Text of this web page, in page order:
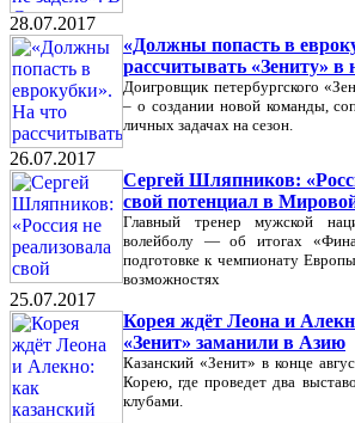
28.07.2017
«Должны попасть в
рассчитывать «Зениту» в
Доигровщик петербургского
– о создании новой команды,
личных задачах на сезон.
26.07.2017
Сергей Шляпников:
свой потенциал в
Главный тренер мужской
волейболу — об итогах
подготовке к чемпионату
возможностях
25.07.2017
Корея ждёт Леона и
«Зенит» заманили в Азию
Казанский «Зенит» в конце
Корею, где проведет два
клубами.